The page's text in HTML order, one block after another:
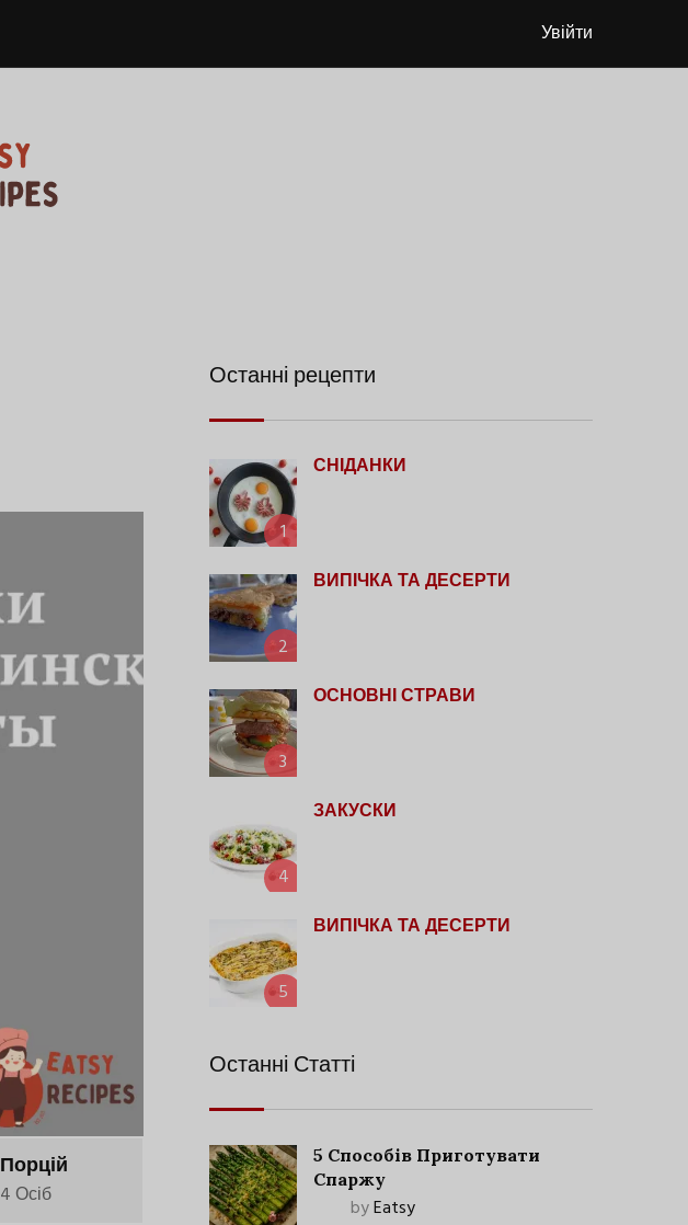
Увійти
Порцій
4 Осіб
Останні рецепти
1
СНІДАНКИ
2
ВИПІЧКА ТА ДЕСЕРТИ
3
ОСНОВНІ СТРАВИ
4
ЗАКУСКИ
5
ВИПІЧКА ТА ДЕСЕРТИ
Останні Статті
5 Способів Приготувати
Спаржу
byEatsy